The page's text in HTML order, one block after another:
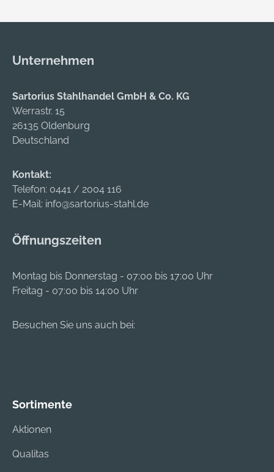
Dung, Säuren,
Chemikalien •
und
rutschhemmende
Außensohle für
sicheren Halt
Sicherheit:
Stahlkappe,
Stahlzwischensohle
Farbe: grün
Unternehmen
Sartorius Stahlhandel GmbH & Co. KG
Werrastr. 15
26135 Oldenburg
Deutschland
Kontakt:
Telefon: 0441 / 2004 116
E-Mail: info@sartorius-stahl.de
Öffnungszeiten
Montag bis Donnerstag - 07:00 bis 17:00 Uhr
Freitag - 07:00 bis 14:00 Uhr
Besuchen Sie uns auch bei:
Sortimente
Aktionen
Qualitas